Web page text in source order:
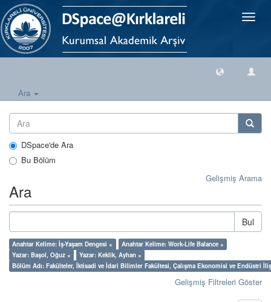
Geçiş
Ara
DSpace'de Ara
Bu Bölüm
Gelişmiş Arama
Ara
Bul
Anahtar Kelime: İş-Yaşam Dengesi ×
Anahtar Kelime: Work-Life Balance ×
Yazar: Başol, Oğuz ×
Yazar: Keklik, Ayhan ×
Bölüm Adı: Fakülteler, İktisadi ve İdari Bilimler Fakültesi, Çalışma Ekonomisi ve Endüstri
Gelişmiş Filtreleri Göster